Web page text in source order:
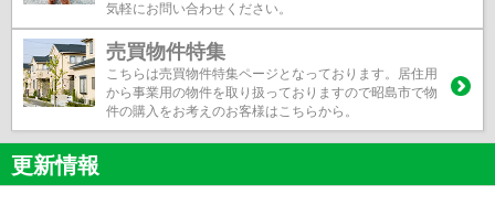
気軽にお問い合わせください。
売買物件特集
こちらは売買物件特集ページとなっております。居住用
から事業用の物件を取り扱っておりますので昭島市で物
件の購入をお考えのお客様はこちらから。
更新情報